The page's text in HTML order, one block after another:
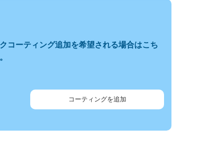
コーティング追加を希望される場合はこち
コーティングを追加